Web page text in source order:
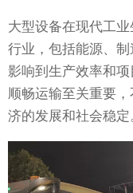
大型设备在现代工
行业，包括能源、
影响到生产效率和
顺畅运输至关重要
济的发展和社会稳定